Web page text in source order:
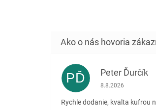
PĎ Peter Ďurčík
Hodnotenie
8.8.2026
Rychle dodanie, kvalta kufrou